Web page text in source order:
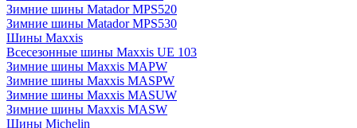
Зимние шины Matador MPS520
Зимние шины Matador MPS530
Шины Maxxis
Всесезонные шины Maxxis UE 103
Зимние шины Maxxis MAPW
Зимние шины Maxxis MASPW
Зимние шины Maxxis MASUW
Зимние шины Maxxis MASW
Шины Michelin